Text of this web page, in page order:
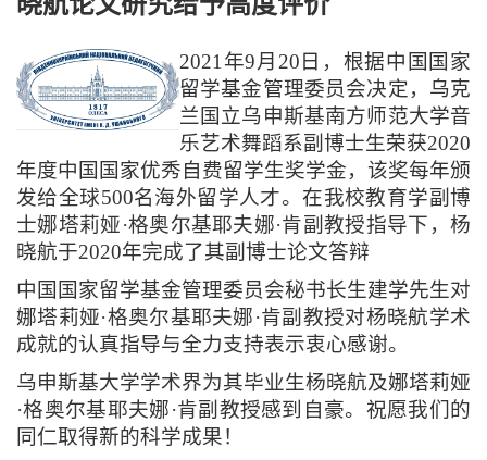
2021年9月20日，根据中国国家
留学基金管理委员会决定，乌克
兰国立乌申斯基南方师范大学音
乐艺术舞蹈系副博士生荣获2020
年度中国国家优秀自费留学生奖学金，该奖每年颁
发给全球500名海外留学人才。在我校教育学副博
士娜塔莉娅·格奥尔基耶夫娜·肯副教授指导下，杨
晓航于2020年完成了其副博士论文答辩
中国国家留学基金管理委员会秘书长生建学先生对
娜塔莉娅·格奥尔基耶夫娜·肯副教授对杨晓航学术
成就的认真指导与全力支持表示衷心感谢。
乌申斯基大学学术界为其毕业生杨晓航及娜塔莉娅
·格奥尔基耶夫娜·肯副教授感到自豪。祝愿我们的
同仁取得新的科学成果！